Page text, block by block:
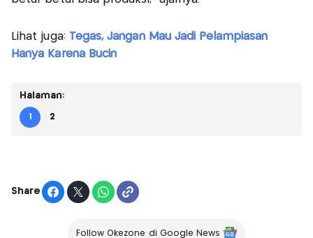
Lihat juga: Tegas, Jangan Mau Jadi Pelampiasan
Hanya Karena Bucin
Halaman:
1 2
Share
Follow Okezone di Google News